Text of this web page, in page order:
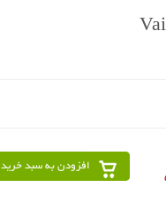
افزودن به سبد خرید